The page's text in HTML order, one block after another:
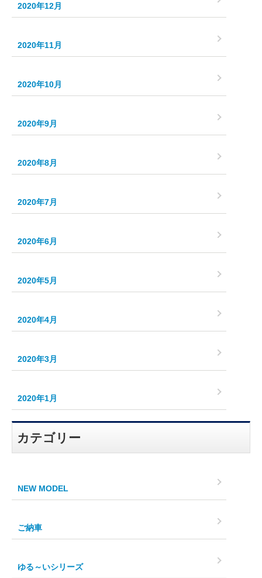
2020年12月
2020年11月
2020年10月
2020年9月
2020年8月
2020年7月
2020年6月
2020年5月
2020年4月
2020年3月
2020年1月
カテゴリー
NEW MODEL
ご納車
ゆる～いシリーズ